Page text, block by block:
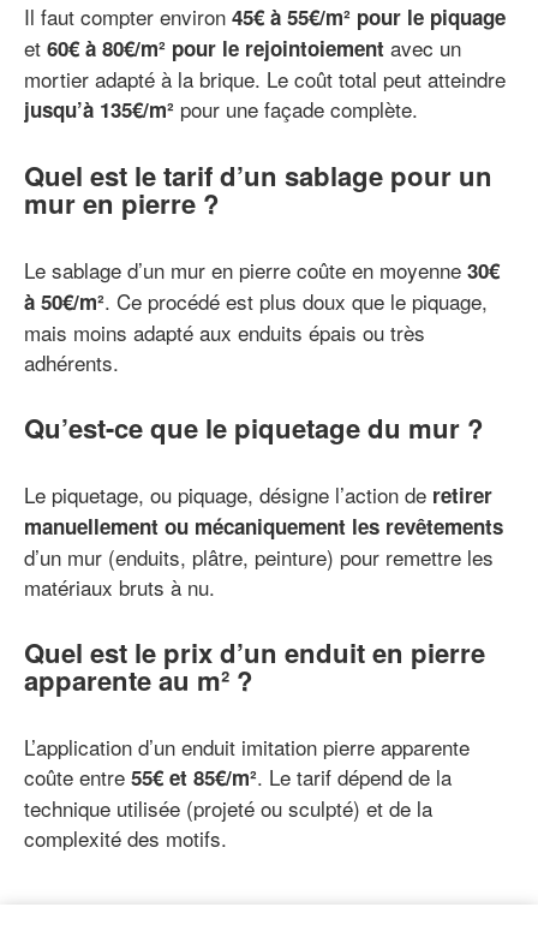
Il faut compter environ 45€ à 55€/m² pour le piquage
et 60€ à 80€/m² pour le rejointoiement avec un
mortier adapté à la brique. Le coût total peut atteindre
jusqu’à 135€/m² pour une façade complète.
Quel est le tarif d’un sablage pour un
mur en pierre ?
Le sablage d’un mur en pierre coûte en moyenne 30€
à 50€/m². Ce procédé est plus doux que le piquage,
mais moins adapté aux enduits épais ou très
adhérents.
Qu’est-ce que le piquetage du mur ?
Le piquetage, ou piquage, désigne l’action de retirer
manuellement ou mécaniquement les revêtements
d’un mur (enduits, plâtre, peinture) pour remettre les
matériaux bruts à nu.
Quel est le prix d’un enduit en pierre
apparente au m² ?
L’application d’un enduit imitation pierre apparente
coûte entre 55€ et 85€/m². Le tarif dépend de la
technique utilisée (projeté ou sculpté) et de la
complexité des motifs.